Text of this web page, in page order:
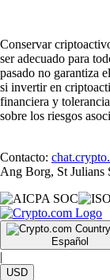
Conservar
ser adecuado para
pasado no garantiza
si invertir en
financiera y
sobre los riesgos
Contacto:
Ang Borg, St Julians
Español
|
USD